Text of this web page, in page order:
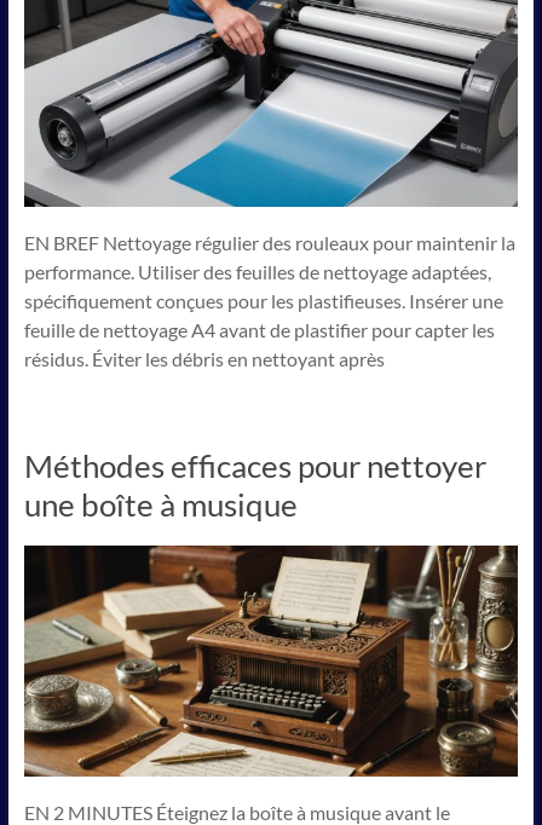
EN BREF Nettoyage régulier des rouleaux pour maintenir la
performance. Utiliser des feuilles de nettoyage adaptées,
spécifiquement conçues pour les plastifieuses. Insérer une
feuille de nettoyage A4 avant de plastifier pour capter les
résidus. Éviter les débris en nettoyant après
Méthodes efficaces pour nettoyer
une boîte à musique
EN 2 MINUTES Éteignez la boîte à musique avant le